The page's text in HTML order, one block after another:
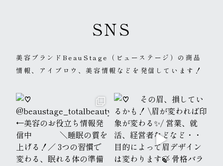
SNS
美容ブランドBeauStage（ビューステージ）の 商品
情報、アイブロウ、美容情報などを発信しています！